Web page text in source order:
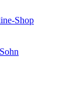
Shop